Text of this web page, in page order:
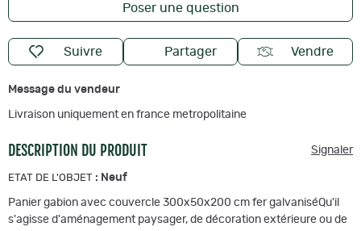
Poser une question
Suivre Partager Vendre
Message du vendeur
Livraison uniquement en france metropolitaine
DESCRIPTION DU PRODUIT Signaler
ETAT DE L'OBJET : Neuf
Panier gabion avec couvercle 300x50x200 cm fer galvaniséQu'il
s'agisse d'aménagement paysager, de décoration extérieure ou de